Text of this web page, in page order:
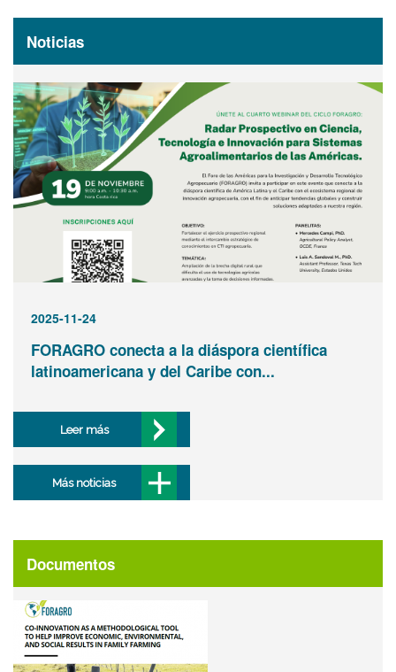
Noticias
2025-11-24
FORAGRO conecta a la diáspora científica
latinoamericana y del Caribe con...
Leer más
Más noticias
Documentos